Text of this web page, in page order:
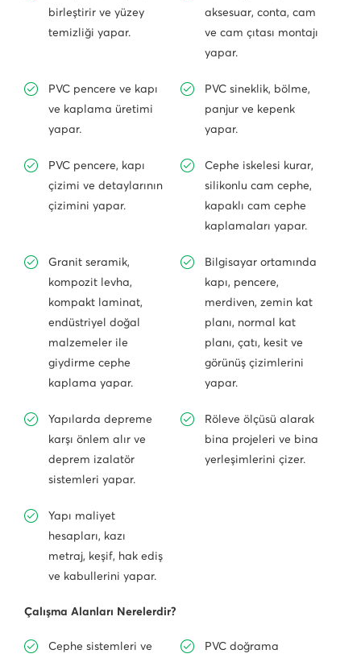
birleştirir ve yüzey
temizliği yapar.
aksesuar, conta, cam
ve cam çıtası montajı
yapar.
PVC pencere ve kapı
ve kaplama üretimi
yapar.
PVC sineklik, bölme,
panjur ve kepenk
yapar.
PVC pencere, kapı
çizimi ve detaylarının
çizimini yapar.
Cephe iskelesi kurar,
silikonlu cam cephe,
kapaklı cam cephe
kaplamaları yapar.
Granit seramik,
kompozit levha,
kompakt laminat,
endüstriyel doğal
malzemeler ile
giydirme cephe
kaplama yapar.
Bilgisayar ortamında
kapı, pencere,
merdiven, zemin kat
planı, normal kat
planı, çatı, kesit ve
görünüş çizimlerini
yapar.
Yapılarda depreme
karşı önlem alır ve
deprem izalatör
sistemleri yapar.
Röleve ölçüsü alarak
bina projeleri ve bina
yerleşimlerini çizer.
Yapı maliyet
hesapları, kazı
metraj, keşif, hak ediş
ve kabullerini yapar.
Çalışma Alanları Nerelerdir?
Cephe sistemleri ve
PVC doğrama